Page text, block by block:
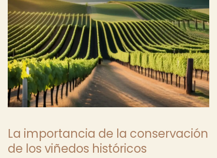
La importancia de la conservación
de los viñedos históricos